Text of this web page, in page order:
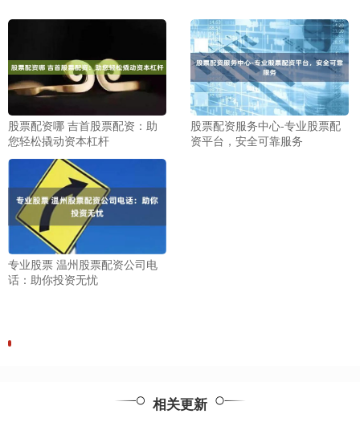
股票配资哪 吉首股票配资：助
您轻松撬动资本杠杆
股票配资服务中心-专业股票配
资平台，安全可靠服务
专业股票 温州股票配资公司电
话：助你投资无忧
相关更新